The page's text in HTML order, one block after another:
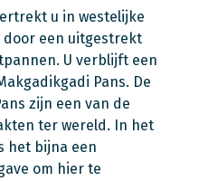
u in westelijke
een uitgestrekt
U verblijft een
Pans. De
zijn een van de
ter wereld. In het
het bijna een
om hier te